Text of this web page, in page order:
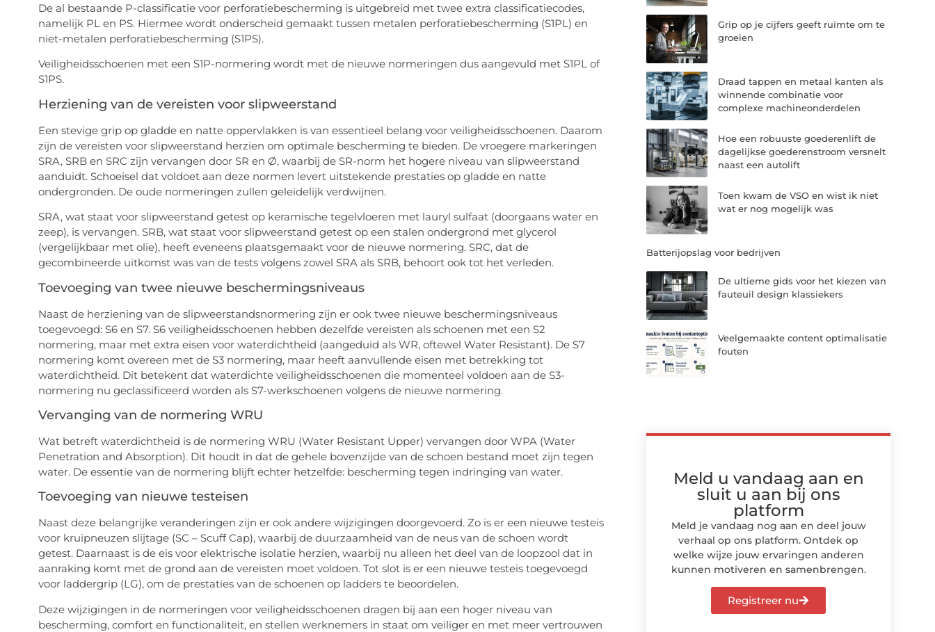
De al bestaande P-classificatie voor perforatiebescherming is uitgebreid met twee extra classificatiecodes,
namelijk PL en PS. Hiermee wordt onderscheid gemaakt tussen metalen perforatiebescherming (S1PL) en
niet-metalen perforatiebescherming (S1PS).
Veiligheidsschoenen met een S1P-normering wordt met de nieuwe normeringen dus aangevuld met S1PL of
S1PS.
Herziening van de vereisten voor slipweerstand
Een stevige grip op gladde en natte oppervlakken is van essentieel belang voor veiligheidsschoenen. Daarom
zijn de vereisten voor slipweerstand herzien om optimale bescherming te bieden. De vroegere markeringen
SRA, SRB en SRC zijn vervangen door SR en Ø, waarbij de SR-norm het hogere niveau van slipweerstand
aanduidt. Schoeisel dat voldoet aan deze normen levert uitstekende prestaties op gladde en natte
ondergronden. De oude normeringen zullen geleidelijk verdwijnen.
SRA, wat staat voor slipweerstand getest op keramische tegelvloeren met lauryl sulfaat (doorgaans water en
zeep), is vervangen. SRB, wat staat voor slipweerstand getest op een stalen ondergrond met glycerol
(vergelijkbaar met olie), heeft eveneens plaatsgemaakt voor de nieuwe normering. SRC, dat de
gecombineerde uitkomst was van de tests volgens zowel SRA als SRB, behoort ook tot het verleden.
Toevoeging van twee nieuwe beschermingsniveaus
Naast de herziening van de slipweerstandsnormering zijn er ook twee nieuwe beschermingsniveaus
toegevoegd: S6 en S7. S6 veiligheidsschoenen hebben dezelfde vereisten als schoenen met een S2
normering, maar met extra eisen voor waterdichtheid (aangeduid als WR, oftewel Water Resistant). De S7
normering komt overeen met de S3 normering, maar heeft aanvullende eisen met betrekking tot
waterdichtheid. Dit betekent dat waterdichte veiligheidsschoenen die momenteel voldoen aan de S3-
normering nu geclassificeerd worden als S7-werkschoenen volgens de nieuwe normering.
Vervanging van de normering WRU
Wat betreft waterdichtheid is de normering WRU (Water Resistant Upper) vervangen door WPA (Water
Penetration and Absorption). Dit houdt in dat de gehele bovenzijde van de schoen bestand moet zijn tegen
water. De essentie van de normering blijft echter hetzelfde: bescherming tegen indringing van water.
Toevoeging van nieuwe testeisen
Naast deze belangrijke veranderingen zijn er ook andere wijzigingen doorgevoerd. Zo is er een nieuwe testeis
voor kruipneuzen slijtage (SC – Scuff Cap), waarbij de duurzaamheid van de neus van de schoen wordt
getest. Daarnaast is de eis voor elektrische isolatie herzien, waarbij nu alleen het deel van de loopzool dat in
aanraking komt met de grond aan de vereisten moet voldoen. Tot slot is er een nieuwe testeis toegevoegd
voor laddergrip (LG), om de prestaties van de schoenen op ladders te beoordelen.
Deze wijzigingen in de normeringen voor veiligheidsschoenen dragen bij aan een hoger niveau van
bescherming, comfort en functionaliteit, en stellen werknemers in staat om veiliger en met meer vertrouwen
Grip op je cijfers geeft ruimte om te
groeien
Draad tappen en metaal kanten als
winnende combinatie voor
complexe machineonderdelen
Hoe een robuuste goederenlift de
dagelijkse goederenstroom versnelt
naast een autolift
Toen kwam de VSO en wist ik niet
wat er nog mogelijk was
Batterijopslag voor bedrijven
De ultieme gids voor het kiezen van
fauteuil design klassiekers
Veelgemaakte content optimalisatie
fouten
Meld u vandaag aan en
sluit u aan bij ons
platform
Meld je vandaag nog aan en deel jouw
verhaal op ons platform. Ontdek op
welke wijze jouw ervaringen anderen
kunnen motiveren en samenbrengen.
Registreer nu